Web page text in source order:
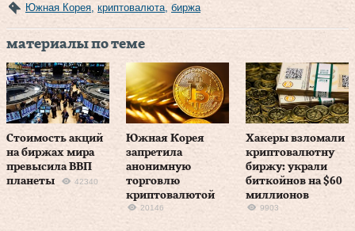
Южная Корея криптовалюта биржа
материалы по теме
Стоимость акций
на биржах мира
превысила ВВП
планеты
42340
Южная Корея
запретила
анонимную
торговлю
криптовалютой
20146
Хакеры взломали
криптовалютну
биржу: украли
биткойнов на $60
миллионов
9903